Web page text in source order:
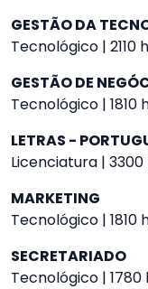
GESTÃO DA
Tecnológico | 2110
GESTÃO DE
Tecnológico | 1810
LETRAS -
Licenciatura | 3300
MARKETING
Tecnológico | 1810
SECRETARIADO
Tecnológico | 1780